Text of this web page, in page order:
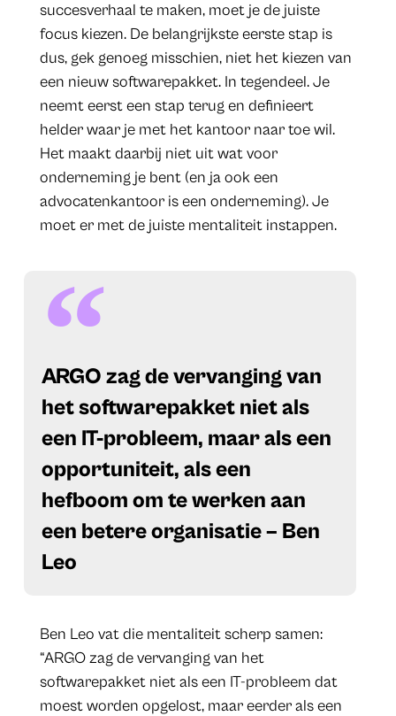
succesverhaal te maken, moet je de juiste
focus kiezen. De belangrijkste eerste stap is
dus, gek genoeg misschien, niet het kiezen van
een nieuw softwarepakket. In tegendeel. Je
neemt eerst een stap terug en definieert
helder waar je met het kantoor naar toe wil.
Het maakt daarbij niet uit wat voor
onderneming je bent (en ja ook een
advocatenkantoor is een onderneming). Je
moet er met de juiste mentaliteit instappen.
​ARGO zag de vervanging van
het softwarepakket niet als
een IT-probleem, maar als een
opportuniteit, als een
hefboom om te werken aan
een betere organisatie – Ben
Leo
Ben Leo vat die mentaliteit scherp samen:
“ARGO zag de vervanging van het
softwarepakket niet als een IT-probleem dat
moest worden opgelost, maar eerder als een